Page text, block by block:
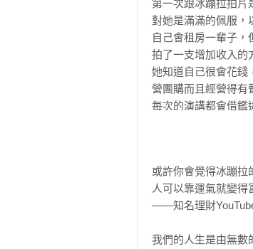
6-5   練習選擇，人
結語        我不是幸
她讓妳相信，快樂不
心理學家卡爾·羅傑
真正的「好生活」，
being. It is a
冰蹦拉，就是那樣
如果你正想重新出發
過程裡，也能慢慢活
照顧自己，才是最有
第一次跟冰蹦拉拍片
對她是滿滿的佩服，
自己會租房一輩子
拍了一支增加收入的
她知道自己很會花錢
營團購而且經營得有
每次的演講都會借鑑
「不做不會怎樣，做
是「想著」，怕失敗
門，但我們想辦法讓
要你想要學，你就不
或許你會覺得冰蹦拉
人可以靠運氣就變得
——知名理財
我們的人生是由無數